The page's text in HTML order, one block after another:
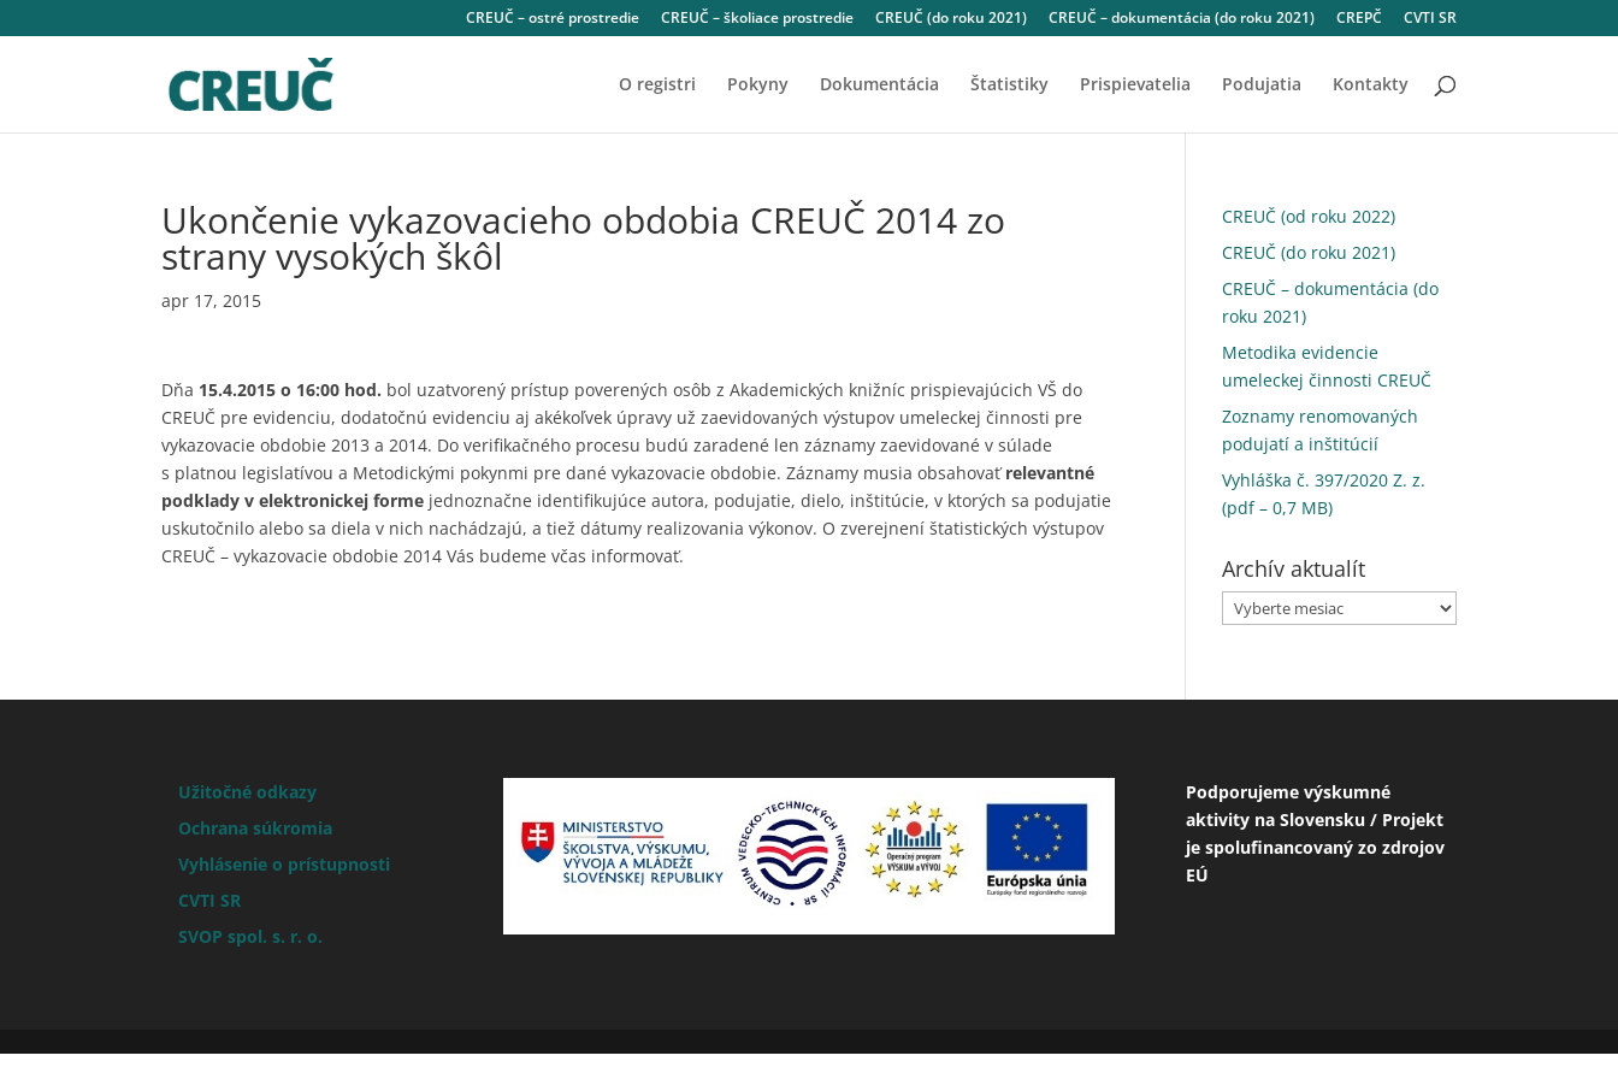
CREUČ – ostré prostredie CREUČ – školiace prostredie CREUČ (do roku 2021) CREUČ – dokumentácia (do roku 2021) CREPČ CVTI SR
O registri Pokyny Dokumentácia Štatistiky Prispievatelia Podujatia Kontakty
Ukončenie vykazovacieho obdobia CREUČ 2014 zo
strany vysokých škôl
apr 17, 2015
Dňa 15.4.2015 o 16:00 hod. bol uzatvorený prístup poverených osôb z Akademických knižníc prispievajúcich VŠ do
CREUČ pre evidenciu, dodatočnú evidenciu aj akékoľvek úpravy už zaevidovaných výstupov umeleckej činnosti pre
vykazovacie obdobie 2013 a 2014. Do verifikačného procesu budú zaradené len záznamy zaevidované v súlade
s platnou legislatívou a Metodickými pokynmi pre dané vykazovacie obdobie. Záznamy musia obsahovaťrelevantné
podklady v elektronickej forme jednoznačne identifikujúce autora, podujatie, dielo, inštitúcie, v ktorých sa podujatie
uskutočnilo alebo sa diela v nich nachádzajú, a tiež dátumy realizovania výkonov. O zverejnení štatistických výstupov
CREUČ – vykazovacie obdobie 2014 Vás budeme včas informovať.
CREUČ (od roku 2022)
CREUČ (do roku 2021)
CREUČ – dokumentácia (do
roku 2021)
Metodika evidencie
umeleckej činnosti CREUČ
Zoznamy renomovaných
podujatí a inštitúcií
Vyhláška č. 397/2020 Z. z.
(pdf – 0,7 MB)
Archív aktualít
Archív
aktualít
Užitočné odkazy
Ochrana súkromia
Vyhlásenie o prístupnosti
CVTI SR
SVOP spol. s. r. o.
Podporujeme výskumné
aktivity na Slovensku / Projekt
je spolufinancovaný zo zdrojov
EÚ